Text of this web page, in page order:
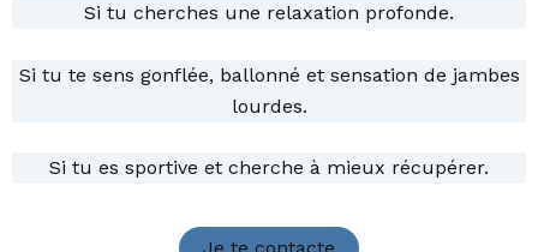
Si tu cherches une relaxation profonde.
Si tu te sens gonflée, ballonné et sensation de jambes
lourdes.
Si tu es sportive et cherche à mieux récupérer.